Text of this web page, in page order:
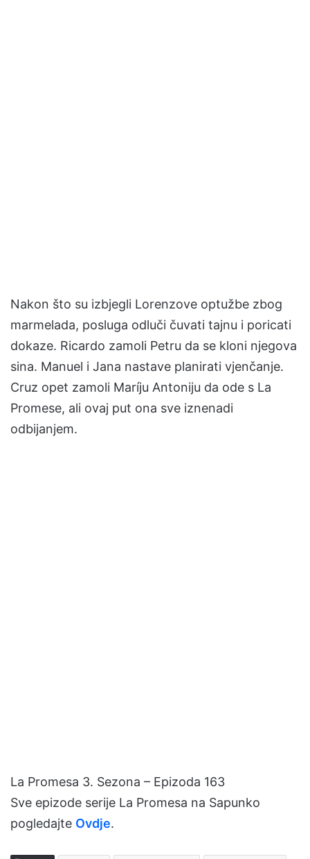
Nakon što su izbjegli Lorenzove optužbe zbog
marmelada, posluga odluči čuvati tajnu i poricati
dokaze. Ricardo zamoli Petru da se kloni njegova
sina. Manuel i Jana nastave planirati vjenčanje.
Cruz opet zamoli Maríju Antoniju da ode s La
Promese, ali ovaj put ona sve iznenadi
odbijanjem.
La Promesa 3. Sezona – Epizoda 163
Sve epizode serije La Promesa na Sapunko
pogledajte Ovdje.